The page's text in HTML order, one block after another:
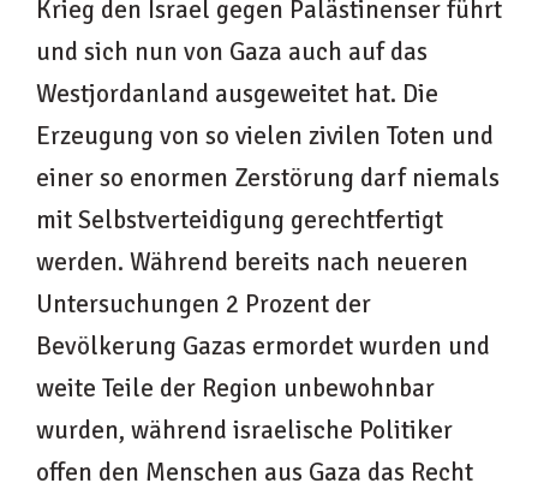
Krieg den Israel gegen Palästinenser führt
und sich nun von Gaza auch auf das
Westjordanland ausgeweitet hat. Die
Erzeugung von so vielen zivilen Toten und
einer so enormen Zerstörung darf niemals
mit Selbstverteidigung gerechtfertigt
werden. Während bereits nach neueren
Untersuchungen 2 Prozent der
Bevölkerung Gazas ermordet wurden und
weite Teile der Region unbewohnbar
wurden, während israelische Politiker
offen den Menschen aus Gaza das Recht